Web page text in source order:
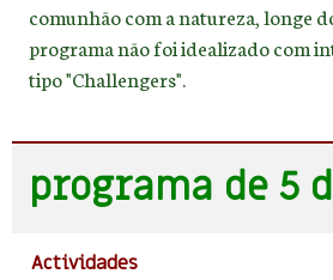
comunhão com a natureza, longe
programa não foi idealizado com
tipo "Challengers".
programa de 5
Actividades